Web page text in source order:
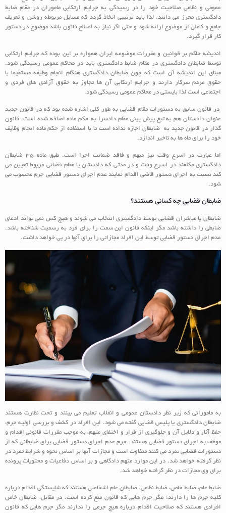
عمومی و نظامی صلاحیت خود را در رسیدگی به جرایم ارتکابی ماموران در مقام ضابط
دادگستری محرز می دانند. لذا باید ترتیبی اتخاذ گردد که مسایل مربوطه روشن و تعریف
جامع و کاملی از موضوع ارائه شود و حتی اگر نیاز به اصلاح قانون باشد موضوع در دستور
کار قرار گیرد.
اندیشه حاکم بر قوانین و مقررات موضوعه ایران همواره بر این بوده که جرایم ارتکابی
توسط ضابطان دادگستری در مقام ضابط دادگستری باید در محاکم عمومی رسیدگی شود.
مبنای این اندیشه آن است که چون ضابطان دادگستری هنگام انجام وظیفه مستقیما با
حقوق مردم سرکار دارند و جرایم ارتکابی آن ها تجاوز به حقوق آزادی های فردی و
اجتماعی است لذا بایستی در محاکم عمومی رسیدگی شود.
در قانون سابق به دستورات مقام قضایی به طور کلی اشاره شده بود که در قانون جدید
عنوان دادستان هم به تبع پیش بینی مقام دادسرا به حکم ماده اضافه شده است. قانون
گذار در قانون جدید به ضابطان اجازه نداده است تا با استفاده از حکم ماده انجام وظایف
خود را برای ماه ها به تاخیر اندازد.
اما عبارت در اسرع وقت نیز مبهم و فاقد ضمانت اجرا است. طبق ماده 35 ضابطان
دادگستری مکلفند در اسرع وقت و در مدتی که دادستان یا مقام قضائی مربوط تعیین می
کند نسبت به اجرای دستور قاضی اقدام نمایند عدم اجرای دستور قضایی جرم محسوب می
شود.
ضابطان قضایی چه کسانی هستند؟
ضابطان یا مباشران قضایی توسط دادگستری انتخاب می شوند و هیچ کس نمی تواند ادعای
ضابطی را داشته باشد مگر اینکه قانون این سمت را برای فرد به رسمیت شناخته باشد.
عدم اجرای دستور قضایی توسط این افراد مجازاتی را برای آنها در پی خواهد داشت.
به مامورانی که زیر نظر دادستان عمومی و انقلاب تعلیم می بینند و تحت نظارت هستند
ضابطان دادگستری یا پلیس قضایی گفته می شود. این افراد در کشف و بررسی اولیه جرم،
حفظ آثار و دلایل آن و جلوگیری از فرار و اختفای متهم، به موجب مقررات قانونی اقدام و
موظف به اجرای دستور قضایی هستند. جرم عدم اجرای دستور قضایی برای ضابطانی که از
دستورات قضایی تمرد می کنند متفاوت است و مجازات آنها بر اساس نحوه و شرایط تمرد در
نظر گرفته خواهد شد. در این موارد متهم دادگاهی و بر اساس دفاعیات و محتویات پرونده
برای وی مجازات در نظر گرفته خواهد شد.
ضابط عام، ضابط خاص، ضابط نظامی. ضابطان عام اشخاصی هستند که شایستگی اقدام درباره
کلیه جرم ها را دارند؛ مگر جرم ‌هایی که قانون منع کرده است. در مقابل، ضابطان خاص
افرادی هستند که صلاحیت اقدام درباره هیچ جرمی را ندارند مگر جرم هایی که قانون